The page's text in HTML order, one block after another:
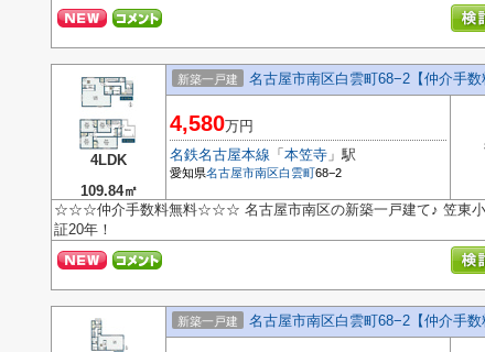
4LDK
109.84㎡
新築一戸建 名古屋市南区白雲町68−2【仲介手
4,580万円
名鉄名古屋本線 「 本笠寺 」駅
愛知県名古屋市南区白雲町68−2
☆☆☆仲介手数料無料☆☆☆ 名古屋市南区の新築一戸建て♪ 笠東小
証20年！
新築一戸建 名古屋市南区白雲町68−2【仲介手